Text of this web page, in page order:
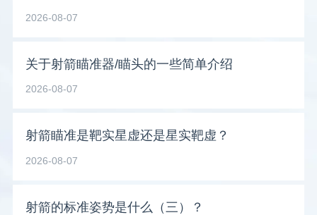
2026-08-07
关于射箭瞄准器/瞄头的一些简单介绍
2026-08-07
射箭瞄准是靶实星虚还是星实靶虚？
2026-08-07
射箭的标准姿势是什么（三）？